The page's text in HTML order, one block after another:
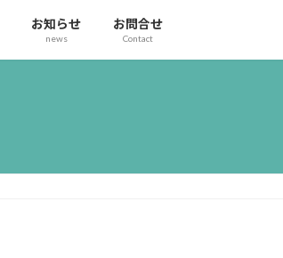
お知らせ
news
お問合せ
Contact